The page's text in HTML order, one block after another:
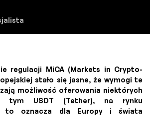
regulacji MiCA (Markets in Crypto-
stało się jasne, że wymogi te
możliwość oferowania niektórych
tym USDT (Tether), na rynku
to oznacza dla Europy i świata